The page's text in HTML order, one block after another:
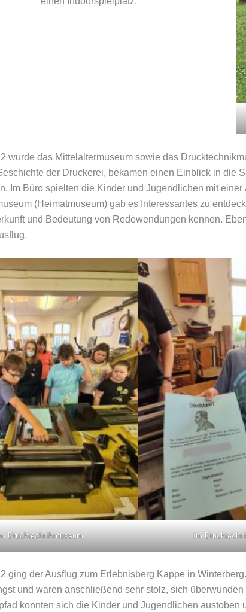
wurde das Mittelaltermuseum sowie das
der Druckerei, bekamen einen Einblick in die
Im Büro spielten die Kinder und Jugendlichen mit
(Heimatmuseum) gab es Interessantes zu
und Bedeutung von Redewendungen kennen.
Drucktechnikmuseum Im
ging der Ausflug zum Erlebnisberg Kappe in
und waren anschließend sehr stolz, sich
konnten sich die Kinder und Jugendlichen